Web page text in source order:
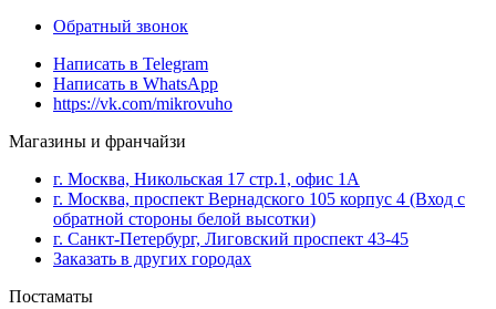
Обратный звонок
Написать в Telegram
Написать в WhatsApp
https://vk.com/mikrovuho
Магазины и франчайзи
г. Москва, Никольская 17 стр.1, офис 1А
г. Москва, проспект Вернадского 105 корпус 4 (Вход с
обратной стороны белой высотки)
г. Санкт-Петербург, Лиговский проспект 43-45
Заказать в других городах
Постаматы